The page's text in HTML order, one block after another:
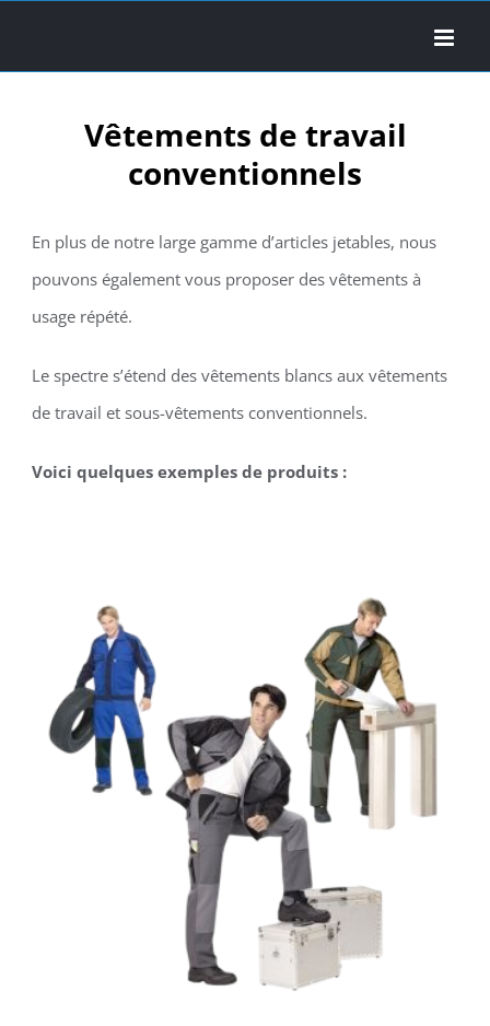
Vêtements de travail
conventionnels
En plus de notre large gamme d’articles jetables, nous
pouvons également vous proposer des vêtements à
usage répété.
Le spectre s’étend des vêtements blancs aux vêtements
de travail et sous-vêtements conventionnels.
Voici quelques exemples de produits :